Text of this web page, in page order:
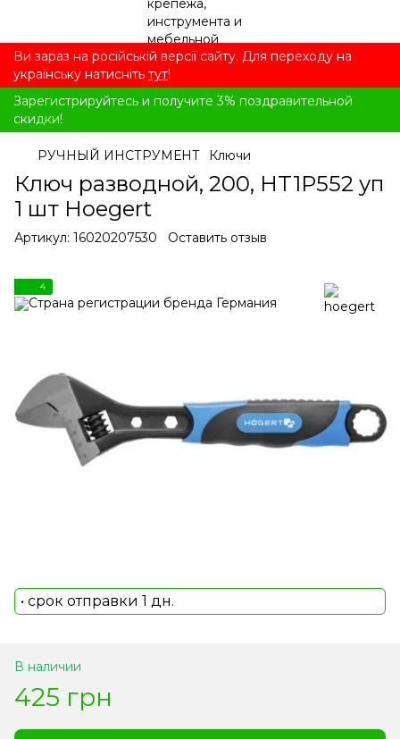
Ви зараз на російській версії сайту. Для переходу на
українську натисніть тут!
Зарегистрируйтесь и получите 3% поздравительной
скидки!
РУЧНЫЙ ИНСТРУМЕНТ Ключи
Ключ разводной, 200, HT1P552 уп
1 шт Hoegert
Артикул: 16020207530 Оставить отзыв
4
• срок отправки 1 дн.
В наличии
425 грн